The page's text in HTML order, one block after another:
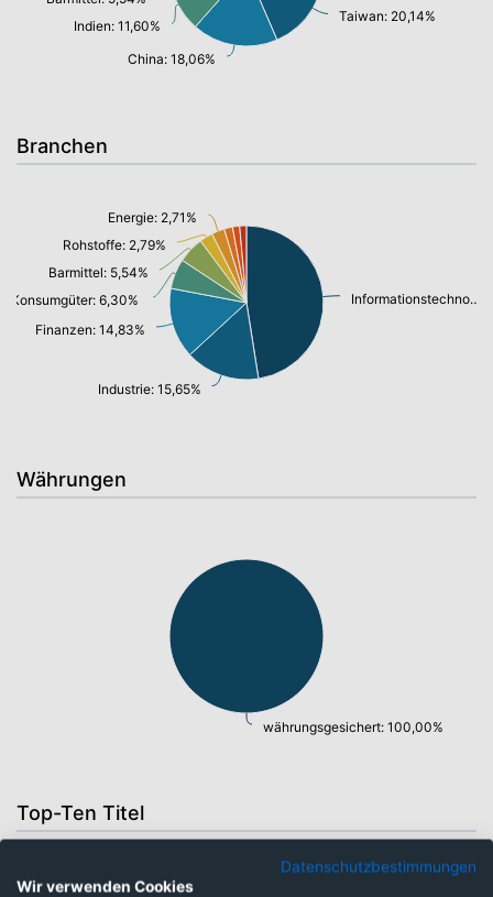
Taiwan: 20,14%
China: 18,06%
Indien: 11,60%
Branchen
Informationstechnologie/ Telekommunikation: 47,51%
Industrie: 15,65%
Finanzen: 14,83%
Konsumgüter: 6,30%
Barmittel: 5,54%
Rohstoffe: 2,79%
Energie: 2,71%
Währungen
währungsgesichert: 100,00%
Top-Ten Titel
Taiwan Semiconduct.Manufact.Co
Datenschutzbestimmungen
Wir verwenden Cookies